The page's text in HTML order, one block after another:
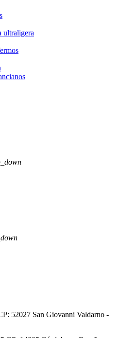
ultraligera